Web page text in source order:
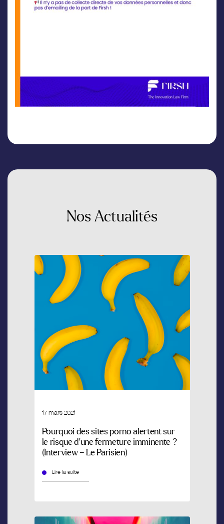
Nos Actualités
17 mars 2021
Pourquoi des sites porno alertent sur
le risque d’une fermeture imminente ?
(Interview – Le Parisien)
Lire la suite